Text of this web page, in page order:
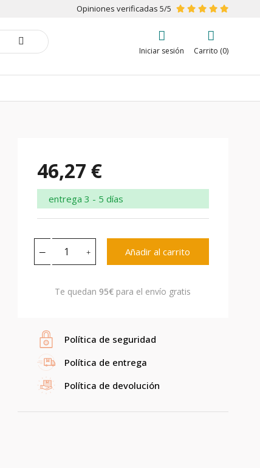
Opiniones verificadas 5/5
Iniciar sesión Carrito (0)
46,27 €
entrega 3 - 5 días
Añadir al carrito
Te quedan95€ para el envío gratis
Política de seguridad
Política de entrega
Política de devolución